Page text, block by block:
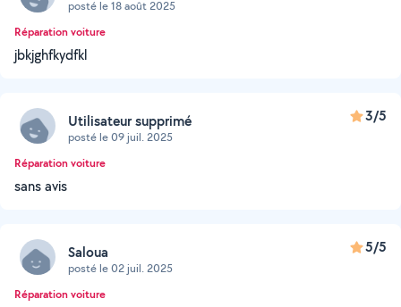
posté le 18 août 2025
Réparation voiture
jbkjghfkydfkl
Utilisateur supprimé
posté le 09 juil. 2025
3/5
Réparation voiture
sans avis
Saloua
posté le 02 juil. 2025
5/5
Réparation voiture